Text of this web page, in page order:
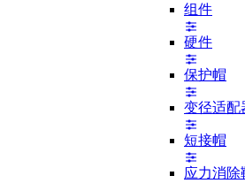
组件
硬件
保护帽
变径适配
短接帽
应力消除